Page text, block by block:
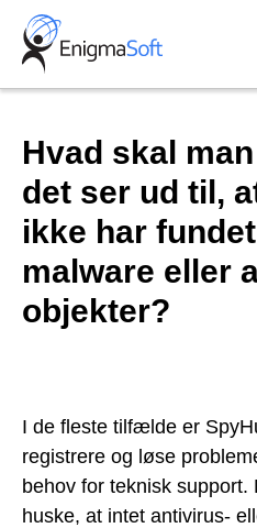
Skip
content
Hvad skal
det ser ud til,
ikke har
malware eller
objekter?
I de fleste tilfælde er
registrere og løse
behov for teknisk support.
huske, at intet antivirus-